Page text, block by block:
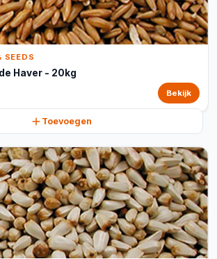
SEEDS
Haver - 20kg
Bekijk
Toevoegen